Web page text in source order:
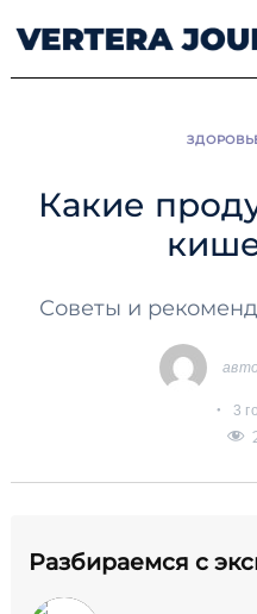
Какие
Советы и
3
Разбираемся с